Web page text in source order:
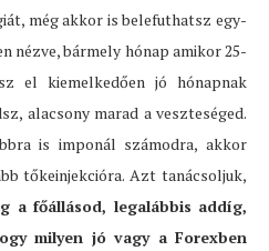
még akkor is belefuthatsz egy-
nézve, bármely hónap amikor 25-
el kiemelkedően jó hónapnak
alacsony marad a veszteséged.
is imponál számodra, akkor
tőkeinjekcióra. Azt tanácsoljuk,
a főállásod, legalábbis addíg,
milyen jó vagy a Forexben